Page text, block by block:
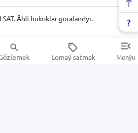
Ähli hukuklar goralandyr.
Lomaý satmak Menýu